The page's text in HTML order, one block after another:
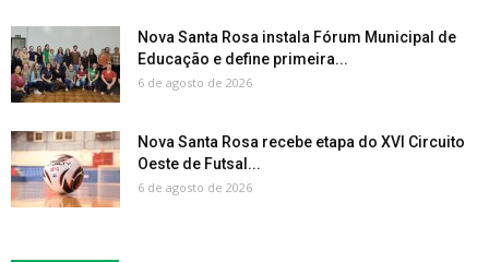
Nova Santa Rosa instala Fórum Municipal de
Educação e define primeira...
6 de agosto de 2026
Nova Santa Rosa recebe etapa do XVI Circuito
Oeste de Futsal...
6 de agosto de 2026